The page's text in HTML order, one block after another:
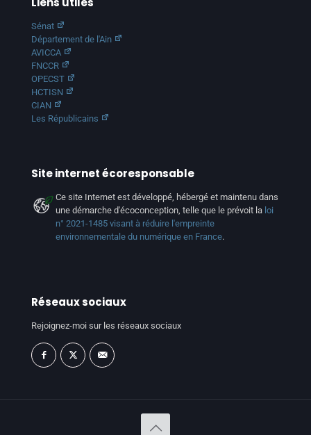
Sénat
Département de l'Ain
AVICCA
FNCCR
OPECST
HCTISN
CIAN
Les Républicains
Site internet écoresponsable
Ce site Internet est développé, hébergé et maintenu dans
une démarche d'écoconception, telle que le prévoit la loi
n° 2021-1485 visant à réduire l'empreinte
environnementale du numérique en France.
Réseaux sociaux
Rejoignez-moi sur les réseaux sociaux